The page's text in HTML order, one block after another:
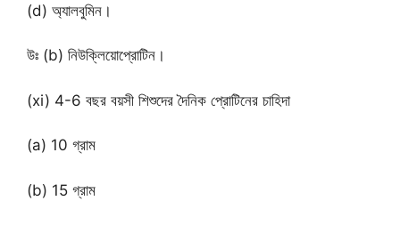
(d) অ্যালবুমিন।
উঃ (b) নিউক্লিয়োপ্রোটিন।
(xi) 4-6 বছর বয়সী শিশুদের দৈনিক প্রোটিনের চাহিদা
(a) 10 গ্রাম
(b) 15 গ্রাম